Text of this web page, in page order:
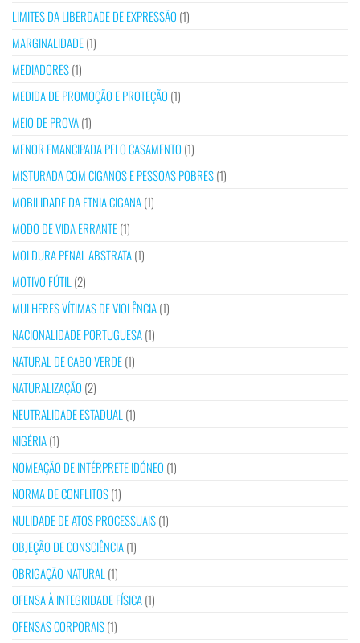
LIMITES DA LIBERDADE DE EXPRESSÃO (1)
MARGINALIDADE(1)
MEDIADORES(1)
MEDIDA DE PROMOÇÃO E PROTEÇÃO (1)
MEIO DE PROVA(1)
MENOR EMANCIPADA PELO CASAMENTO (1)
MISTURADA COM CIGANOS E PESSOAS POBRES(1)
MOBILIDADE DA ETNIA CIGANA(1)
MODO DE VIDA ERRANTE(1)
MOLDURA PENAL ABSTRATA(1)
MOTIVO FÚTIL (2)
MULHERES VÍTIMAS DE VIOLÊNCIA(1)
NACIONALIDADE PORTUGUESA(1)
NATURAL DE CABO VERDE(1)
NATURALIZAÇÃO (2)
NEUTRALIDADE ESTADUAL (1)
NIGÉRIA(1)
NOMEAÇÃO DE INTÉRPRETE IDÓNEO (1)
NORMA DE CONFLITOS(1)
NULIDADE DE ATOS PROCESSUAIS(1)
OBJEÇÃO DE CONSCIÊNCIA(1)
OBRIGAÇÃO NATURAL (1)
OFENSA À INTEGRIDADE FÍSICA(1)
OFENSAS CORPORAIS(1)